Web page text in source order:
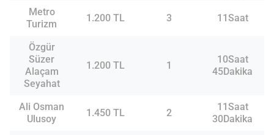
Metro
Turizm
1.200 TL 3 11Saat
Özgür
Süzer
Alaçam
Seyahat
1.200 TL 1
10Saat
45Dakika
Ali Osman
Ulusoy
1.450 TL 2
11Saat
30Dakika